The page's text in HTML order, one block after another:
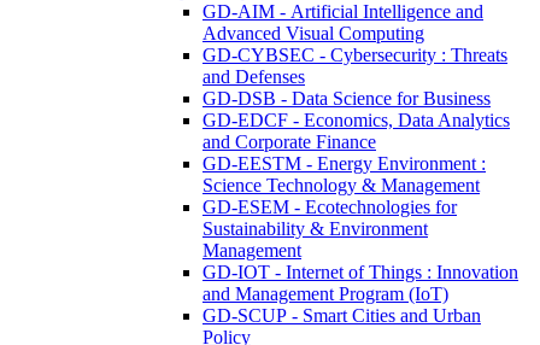
GD-AIM - Artificial Intelligence and
Advanced Visual Computing
GD-CYBSEC - Cybersecurity : Threats
and Defenses
GD-DSB - Data Science for Business
GD-EDCF - Economics, Data Analytics
and Corporate Finance
GD-EESTM - Energy Environment :
Science Technology & Management
GD-ESEM - Ecotechnologies for
Sustainability & Environment
Management
GD-IOT - Internet of Things : Innovation
and Management Program (IoT)
GD-SCUP - Smart Cities and Urban
Policy